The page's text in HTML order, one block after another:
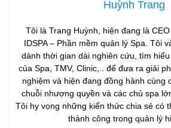
Huỳnh Trang
Tôi là Trang Huỳnh, hiện đang là
IDSPA – Phần mềm quản lý Spa. Tôi
dành thời gian dài nghiên cứu, tìm
của Spa, TMV, Clinic,.. để đưa ra giải
nghiệm và hiện đang đồng hành cùng
chuỗi nhượng quyền và các chủ spa
Tôi hy vọng những kiến thức chia sẻ có
thành công trong quản lý